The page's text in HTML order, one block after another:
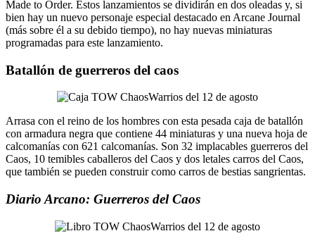
Made to Order. Estos lanzamientos se dividirán en dos oleadas y, si
bien hay un nuevo personaje especial destacado en Arcane Journal
(más sobre él a su debido tiempo), no hay nuevas miniaturas
programadas para este lanzamiento.
Batallón de guerreros del caos
Arrasa con el reino de los hombres con esta pesada caja de batallón
con armadura negra que contiene 44 miniaturas y una nueva hoja de
calcomanías con 621 calcomanías. Son 32 implacables guerreros del
Caos, 10 temibles caballeros del Caos y dos letales carros del Caos,
que también se pueden construir como carros de bestias sangrientas.
Diario Arcano: Guerreros del Caos